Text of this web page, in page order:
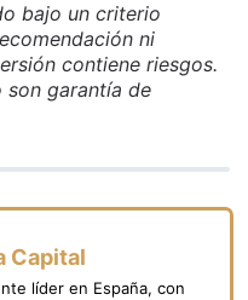
bajo un criterio
ni
contiene riesgos.
son garantía de
Capital
líder en España, con